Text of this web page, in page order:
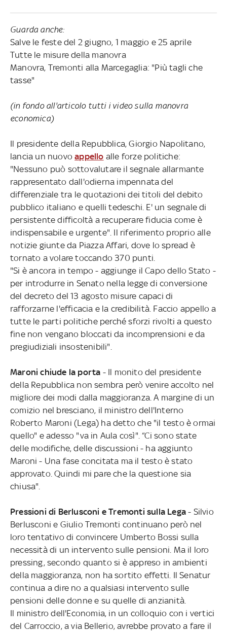
Guarda anche:
Salve le feste del 2 giugno, 1 maggio e 25 aprile
Tutte le misure della manovra
Manovra, Tremonti alla Marcegaglia: "Più tagli che
tasse"
(in fondo all'articolo tutti i video sulla manovra
economica)
Il presidente della Repubblica, Giorgio Napolitano,
lancia un nuovoappello alle forze politiche:
"Nessuno può sottovalutare il segnale allarmante
rappresentato dall'odierna impennata del
differenziale tra le quotazioni dei titoli del debito
pubblico italiano e quelli tedeschi. E' un segnale di
persistente difficoltà a recuperare fiducia come è
indispensabile e urgente". Il riferimento proprio alle
notizie giunte da Piazza Affari, dove lo spread è
tornato a volare toccando 370 punti.
"Si è ancora in tempo - aggiunge il Capo dello Stato -
per introdurre in Senato nella legge di conversione
del decreto del 13 agosto misure capaci di
rafforzarne l'efficacia e la credibilità. Faccio appello a
tutte le parti politiche perché sforzi rivolti a questo
fine non vengano bloccati da incomprensioni e da
pregiudiziali insostenibili".
Maroni chiude la porta - Il monito del presidente
della Repubblica non sembra però venire accolto nel
migliore dei modi dalla maggioranza. A margine di un
comizio nel bresciano, il ministro dell'Interno
Roberto Maroni (Lega) ha detto che "il testo è ormai
quello" e adesso "va in Aula così". “Ci sono state
delle modifiche, delle discussioni - ha aggiunto
Maroni - Una fase concitata ma il testo è stato
approvato. Quindi mi pare che la questione sia
chiusa".
Pressioni di Berlusconi e Tremonti sulla Lega- Silvio
Berlusconi e Giulio Tremonti continuano però nel
loro tentativo di convincere Umberto Bossi sulla
necessità di un intervento sulle pensioni. Ma il loro
pressing, secondo quanto si è appreso in ambienti
della maggioranza, non ha sortito effetti. Il Senatur
continua a dire no a qualsiasi intervento sulle
pensioni delle donne e su quelle di anzianità.
Il ministro dell'Economia, in un colloquio con i vertici
del Carroccio, a via Bellerio, avrebbe provato a fare il